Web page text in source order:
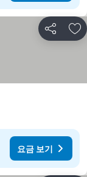
공유 즐
요금 보기